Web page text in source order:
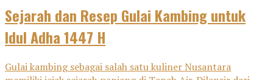
Sejarah dan Resep Gulai Kambing untuk
Idul Adha 1447 H
Gulai kambing sebagai salah satu kuliner Nusantara